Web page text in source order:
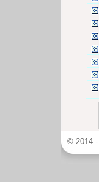
© 2014 -